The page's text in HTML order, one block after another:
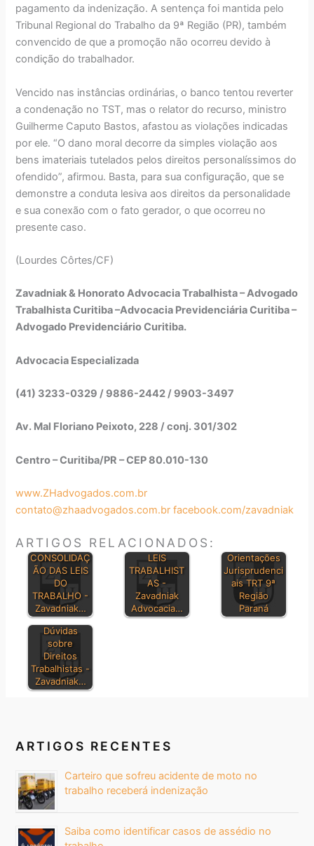
pagamento da indenização. A sentença foi mantida pelo
Tribunal Regional do Trabalho da 9ª Região (PR), também
convencido de que a promoção não ocorreu devido à
condição do trabalhador.
Vencido nas instâncias ordinárias, o banco tentou reverter
a condenação no TST, mas o relator do recurso, ministro
Guilherme Caputo Bastos, afastou as violações indicadas
por ele. “O dano moral decorre da simples violação aos
bens imateriais tutelados pelos direitos personalíssimos do
ofendido”, afirmou. Basta, para sua configuração, que se
demonstre a conduta lesiva aos direitos da personalidade
e sua conexão com o fato gerador, o que ocorreu no
presente caso.
(Lourdes Côrtes/CF)
Zavadniak & Honorato Advocacia Trabalhista – Advogado
Trabalhista Curitiba –Advocacia Previdenciária Curitiba –
Advogado Previdenciário Curitiba.
Advocacia Especializada
(41) 3233-0329 / 9886-2442 / 9903-3497
Av. Mal Floriano Peixoto, 228 / conj. 301/302
Centro – Curitiba/PR – CEP 80.010-130
www.ZHadvogados.com.br
contato@zhaadvogados.com.br facebook.com/zavadniak
ARTIGOS RELACIONADOS:
CONSOLIDAÇ
ÃO DAS LEIS
DO
TRABALHO -
Zavadniak…
PRINCIPAIS
LEIS
TRABALHIST
AS -
Zavadniak
Advocacia…
Orientações
Jurisprudenci
ais TRT 9ª
Região
Paraná
Dúvidas
sobre
Direitos
Trabalhistas -
Zavadniak…
ARTIGOS RECENTES
Carteiro que sofreu acidente de moto no
trabalho receberá indenização
Saiba como identificar casos de assédio no